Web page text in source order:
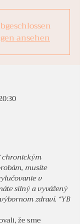
ansehen
chronickým
musíte
v
silný a vyvážený
zdraví. “YB